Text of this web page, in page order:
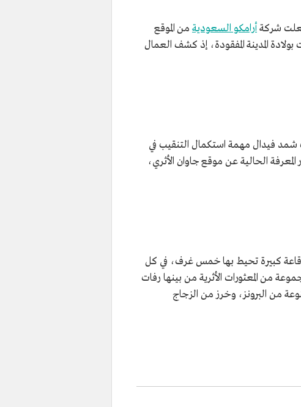
جعلت شركة أرامكو السعودية من الموقع
المدينة المفقودة، إذ كشف العمال
شمد فيدال مهمة استكمال التنقيب في
كبيرًا من مصادر المعرفة الحالية عن موقع جاوان الأثري،
كبيرة تحيط بها خمس غرف، في كل
من المعثورات الأثرية من بينها رفات
من البرونز، وخرز من الزجاج